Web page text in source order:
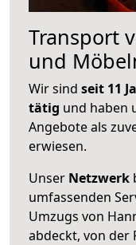
Transport
und
Wir sind seit 11
tätig und haben
Angebote als
erwiesen.
Unser Netzwerk
umfassenden
Umzugs von
abdeckt, von der